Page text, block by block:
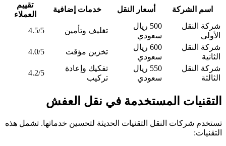
اسم الشركة أسعار النقل خدمات إضافية
تقييم
العملاء
شركة النقل
الأولى
500 ريال
سعودي
تغليف وتأمين
4.5/5
شركة النقل
الثانية
600 ريال
سعودي
تخزين مؤقت
4.0/5
شركة النقل
الثالثة
550 ريال
سعودي
تفكيك وإعادة
تركيب
4.2/5
التقنيات المستخدمة في نقل العفش
تستخدم شركات النقل التقنيات الحديثة لتحسين خدماتها. تشمل هذه
التقنيات: